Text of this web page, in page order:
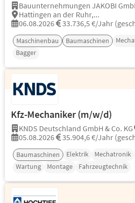
Bauunternehmungen JAKOBI
Hattingen an der Ruhr,...
06.08.2026
33.736,5 €/Jahr
Maschinenbau Baumaschinen
Bagger
Kfz-Mechaniker (m/w/d)
KNDS Deutschland GmbH & Co. KG
05.08.2026
35.904,6 €/Jahr
Baumaschinen Elektrik Mechatronik
Wartung
Montage Fahrzeugtechnik